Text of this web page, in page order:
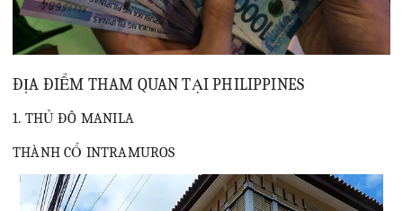
ĐỊA ĐIỂM THAM QUAN TẠI PHILIPPINES
1. THỦ ĐÔ MANILA
THÀNH CỔ INTRAMUROS